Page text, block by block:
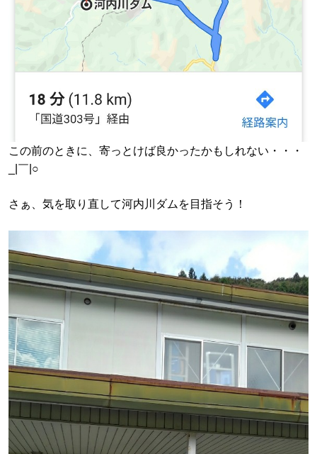
この前のときに、寄っとけば良かったかもしれない・・・
_|￣|○
さぁ、気を取り直して河内川ダムを目指そう！